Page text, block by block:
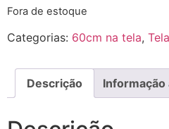
Fora de estoque
Categorias: 60cm na tela,
Descrição Informação